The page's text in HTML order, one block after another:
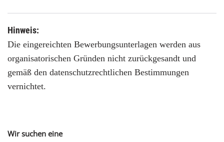
Hinweis:
Die eingereichten Bewerbungsunterlagen werden aus
organisatorischen Gründen nicht zurückgesandt und
gemäß den datenschutzrechtlichen Bestimmungen
vernichtet.
Wir suchen eine